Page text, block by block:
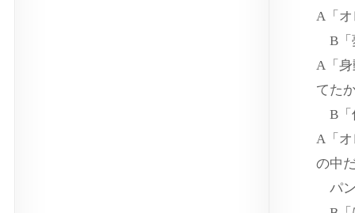
A「
B「
A「
てた
B「
A「
の中
パン